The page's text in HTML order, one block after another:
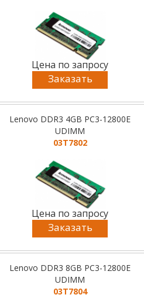
Цена по запросу
Заказать
Lenovo DDR3 4GB PC3-12800E
UDIMM
03T7802
Цена по запросу
Заказать
Lenovo DDR3 8GB PC3-12800E
UDIMM
03T7804